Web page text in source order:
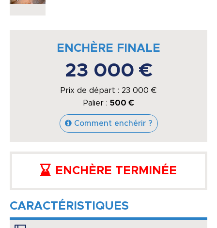
ENCHÈRE FINALE
23 000 €
Prix de départ : 23 000 €
Palier : 500 €
Comment enchérir ?
ENCHÈRE TERMINÉE
CARACTÉRISTIQUES